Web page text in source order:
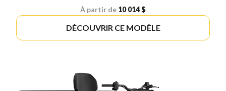
À partir de 10 014 $
DÉCOUVRIR CE MODÈLE